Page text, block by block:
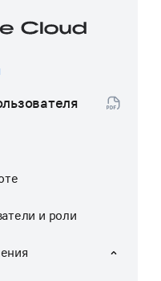
и роли